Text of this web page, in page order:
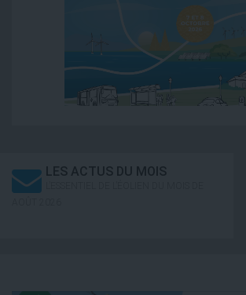
LES ACTUS DU MOIS